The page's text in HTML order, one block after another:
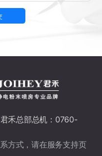
禾总部总机：0760-
方式，请在服务支持页